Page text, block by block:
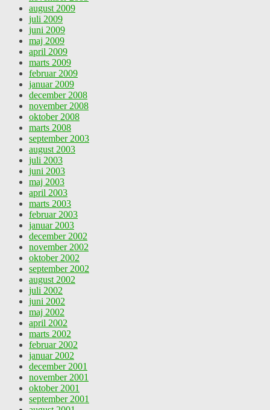
august 2009
juli 2009
juni 2009
maj 2009
april 2009
marts 2009
februar 2009
januar 2009
december 2008
november 2008
oktober 2008
marts 2008
september 2003
august 2003
juli 2003
juni 2003
maj 2003
april 2003
marts 2003
februar 2003
januar 2003
december 2002
november 2002
oktober 2002
september 2002
august 2002
juli 2002
juni 2002
maj 2002
april 2002
marts 2002
februar 2002
januar 2002
december 2001
november 2001
oktober 2001
september 2001